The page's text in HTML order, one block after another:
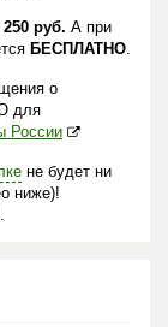
250 руб. А при
БЕСПЛАТНО.
о
для
России
не будет ни
ниже)!